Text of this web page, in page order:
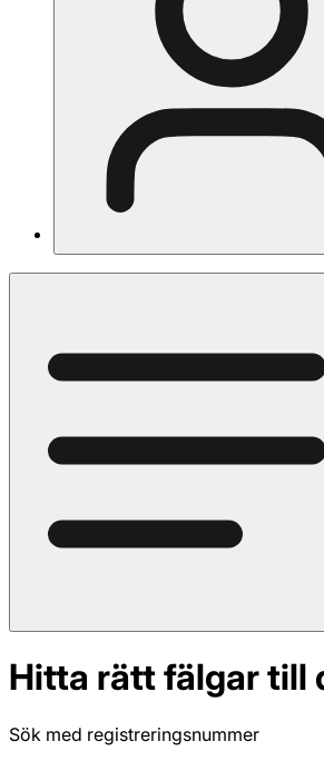
Hitta rätt fälgar till
Sök med registreringsnummer